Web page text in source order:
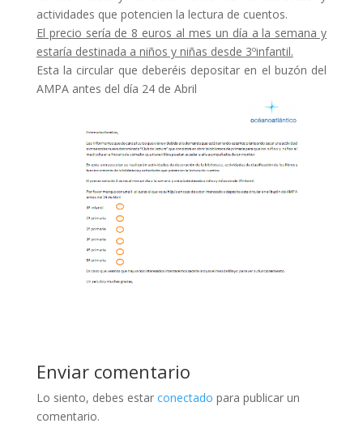
actividades que potencien la lectura de cuentos.
El precio sería de 8 euros al mes un día a la semana y
estaría destinada a niños y niñas desde 3ºinfantil.
Esta la circular que deberéis depositar en el buzón del
AMPA antes del día 24 de Abril
Enviar comentario
Lo siento, debes estar conectado para publicar un
comentario.